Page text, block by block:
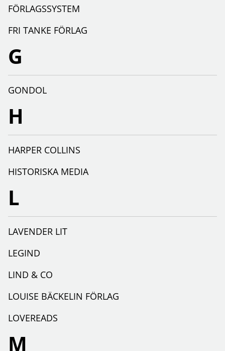
FÖRLAGSSYSTEM
FRI TANKE FÖRLAG
G
GONDOL
H
HARPER COLLINS
HISTORISKA MEDIA
L
LAVENDER LIT
LEGIND
LIND & CO
LOUISE BÄCKELIN FÖRLAG
LOVEREADS
M